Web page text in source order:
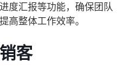
度汇报等功能，确保团队
高整体工作效率。
客